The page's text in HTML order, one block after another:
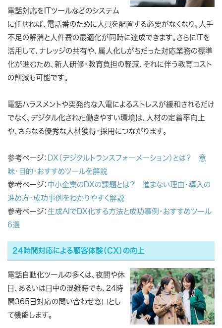
電話対応をITツールなどのシステム
に任せれば、電話番のために人員を配置する必要がなくなり、人手
不足の解消と人件費の最適化が同時に達成できます。さらにITを
活用して、ナレッジの共有や、属人化しがちだった対応業務の標準
化が進むため、新人研修・教育負担の軽減、それに伴う教育コスト
の削減も可能です。
電話ハラスメントや突発的な入電によるストレスが緩和されるだけ
でなく、デジタル化された働きやすい環境は、人材の定着率向上
や、さらなる優秀な人材獲得・採用につながります。
参考ページ： DX（デジタルトランスフォーメーション）とは？ 意
味・目的・おすすめツールを解説
参考ページ： 中小企業のDXの課題とは？ 進まない理由・導入の
進め方・成功事例をわかりやすく解説
参考ページ： 生成AIでDX化する方法と成功事例・おすすめツール
6選
24時間対応による顧客体験（CX）の向上
電話自動化ツールの多くは、夜間や休
日、あるいは日中の混雑時でも、24時
間365日対応の問い合わせ窓口とし
て機能します。